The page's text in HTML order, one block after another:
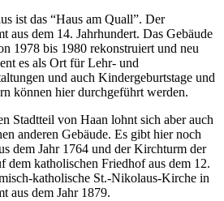
ist das “Haus am Quall”. Der
aus dem 14. Jahrhundert. Das Gebäude
1978 bis 1980 rekonstruiert und neu
es als Ort für Lehr- und
und auch Kindergeburtstage und
können hier durchgeführt werden.
Stadtteil von Haan lohnt sich aber auch
anderen Gebäude. Es gibt hier noch
dem Jahr 1764 und der Kirchturm der
dem katholischen Friedhof aus dem 12.
katholische St.-Nikolaus-Kirche in
aus dem Jahr 1879.